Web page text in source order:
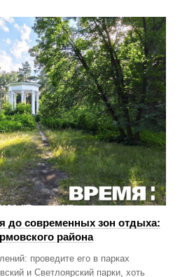
до современных зон отдыха:
района
проведите его в парках
и Светлоярский парки, хоть